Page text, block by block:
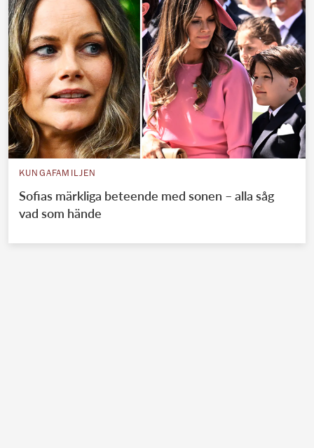
KUNGAFAMILJEN
Sofias märkliga beteende med sonen – alla såg
vad som hände